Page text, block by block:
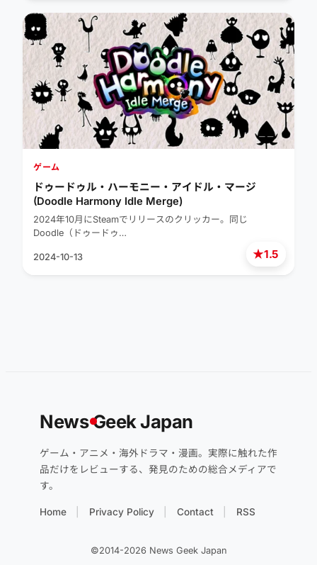
★1.5
ゲーム
ドゥードゥル・ハーモニー・アイドル・マージ
(Doodle Harmony Idle Merge)
2024年10月にSteamでリリースのクリッカー。同じ
Doodle（ドゥードゥ…
2024-10-13
NewsGeek Japan
ゲーム・アニメ・海外ドラマ・漫画。実際に触れた作
品だけをレビューする、発見のための総合メディアで
す。
Home Privacy Policy Contact RSS
©2014-2026 News Geek Japan